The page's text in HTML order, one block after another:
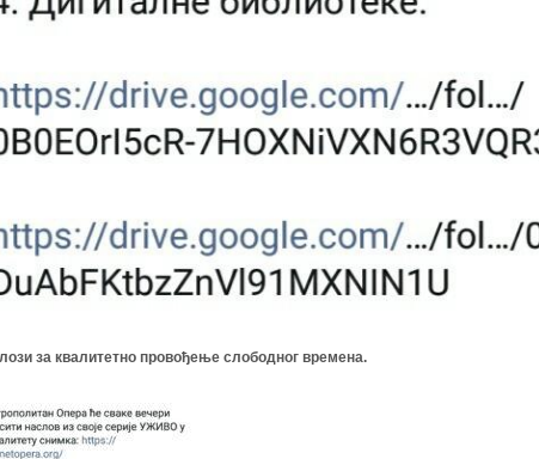
за квалитетно провођење слободног времена.